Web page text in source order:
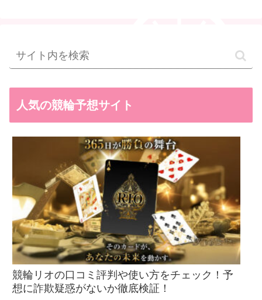
人気の競輪予想サイト
競輪リオの口コミ評判や使い方をチェック！予
想に詐欺疑惑がないか徹底検証！